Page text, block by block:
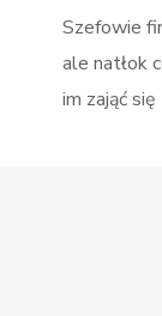
Szefowie
ale natłok
im zająć